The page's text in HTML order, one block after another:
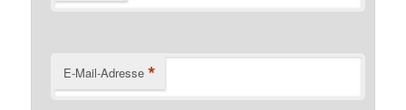
E-Mail-Adresse *